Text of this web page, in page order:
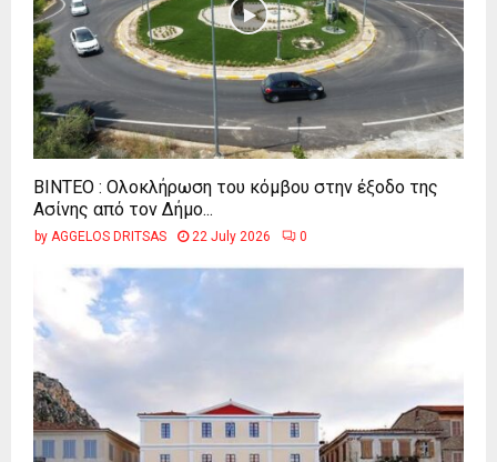
ΒΙΝΤΕΟ : Ολοκλήρωση του κόμβου στην έξοδο της
Ασίνης από τον Δήμο...
by AGGELOS DRITSAS 22 July 2026 0